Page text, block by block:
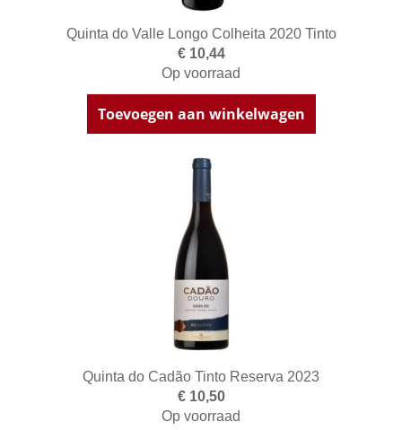
Quinta do Valle Longo Colheita 2020 Tinto
€ 10,44
Op voorraad
Toevoegen aan winkelwagen
Quinta do Cadão Tinto Reserva 2023
€ 10,50
Op voorraad